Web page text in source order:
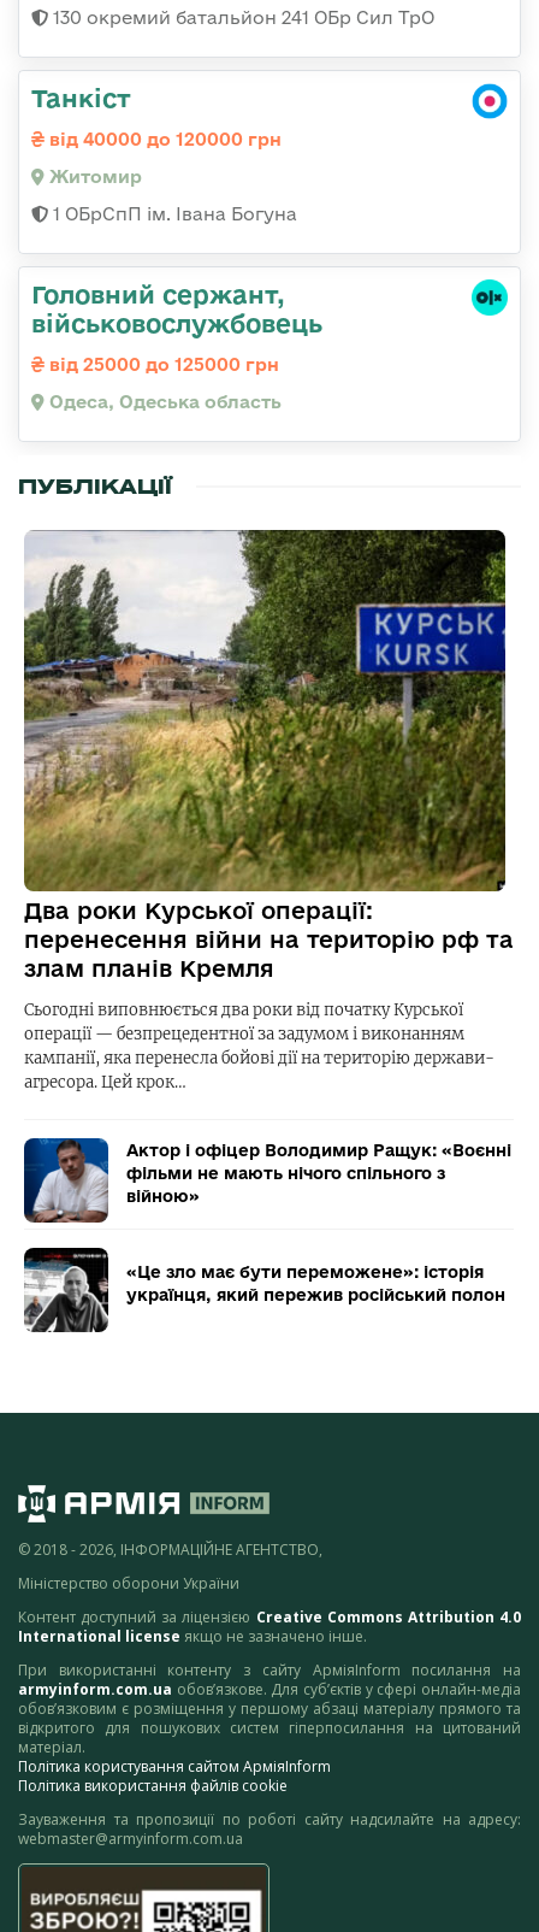
130 окремий батальйон 241 ОБр Сил ТрО
Танкіст
від 40000 до 120000 грн
Житомир
1 ОБрСпП ім. Івана Богуна
Головний сержант,
військовослужбовець
від 25000 до 125000 грн
Одеса, Одеська область
ПУБЛІКАЦІЇ
Два роки Курської операції:
перенесення війни на територію рф та
злам планів Кремля
Сьогодні виповнюється два роки від початку Курської
операції — безпрецедентної за задумом і виконанням
кампанії, яка перенесла бойові дії на територію держави-
агресора. Цей крок…
Актор і офіцер Володимир Ращук: «Воєнні
фільми не мають нічого спільного з
війною»
«Це зло має бути переможене»: історія
українця, який пережив російський полон
© 2018 - 2026, ІНФОРМАЦІЙНЕ АГЕНТСТВО,
Міністерство оборони України
Контент доступний за ліцензією Creative Commons Attribution 4.0
International license якщо не зазначено інше.
При використанні контенту з сайту АрміяInform посилання на
armyinform.com.ua обов’язкове. Для суб’єктів у сфері онлайн-медіа
обов’язковим є розміщення у першому абзаці матеріалу прямого та
відкритого для пошукових систем гіперпосилання на цитований
матеріал.
Політика користування сайтом АрміяInform
Політика використання файлів cookie
Зауваження та пропозиції по роботі сайту надсилайте на адресу:
webmaster@armyinform.com.ua